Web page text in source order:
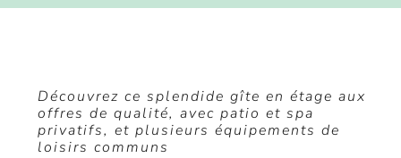
Découvrez ce splendide gîte en étage aux
offres de qualité, avec patio et spa
privatifs, et plusieurs équipements de
loisirs communs